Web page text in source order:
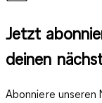
Jetzt
deinen
Abonniere unseren